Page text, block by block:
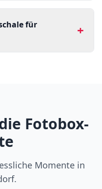
für
+
Fotobox-
Momente in